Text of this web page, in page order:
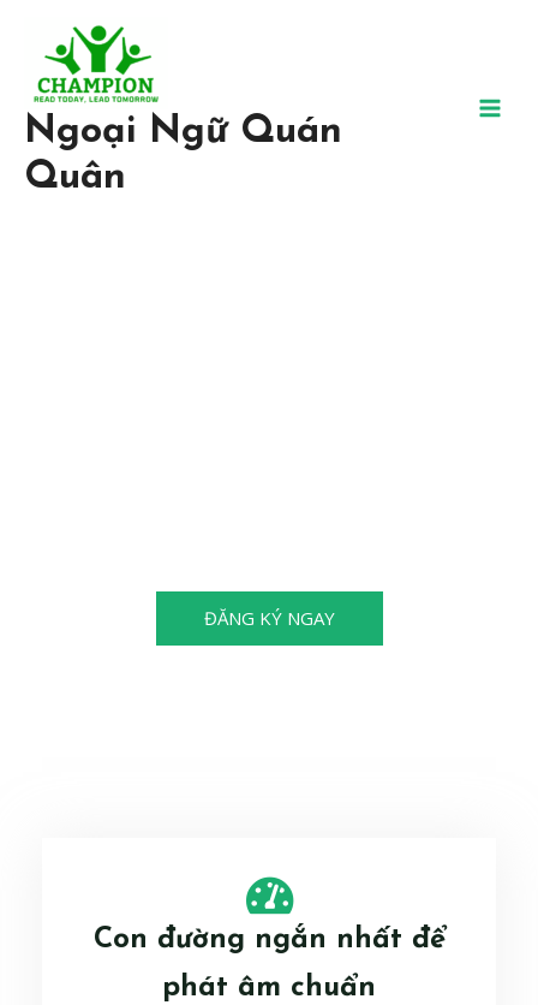
Ngoại Ngữ Quán
Quân
ĐĂNG KÝ NGAY
Con đường ngắn nhất để
phát âm chuẩn